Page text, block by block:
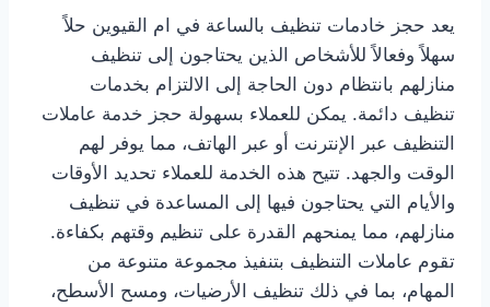
يعد حجز خادمات تنظيف بالساعة في ام القيوين حلاً
سهلاً وفعالاً للأشخاص الذين يحتاجون إلى تنظيف
منازلهم بانتظام دون الحاجة إلى الالتزام بخدمات
تنظيف دائمة. يمكن للعملاء بسهولة حجز خدمة عاملات
التنظيف عبر الإنترنت أو عبر الهاتف، مما يوفر لهم
الوقت والجهد. تتيح هذه الخدمة للعملاء تحديد الأوقات
والأيام التي يحتاجون فيها إلى المساعدة في تنظيف
منازلهم، مما يمنحهم القدرة على تنظيم وقتهم بكفاءة.
تقوم عاملات التنظيف بتنفيذ مجموعة متنوعة من
المهام، بما في ذلك تنظيف الأرضيات، ومسح الأسطح،